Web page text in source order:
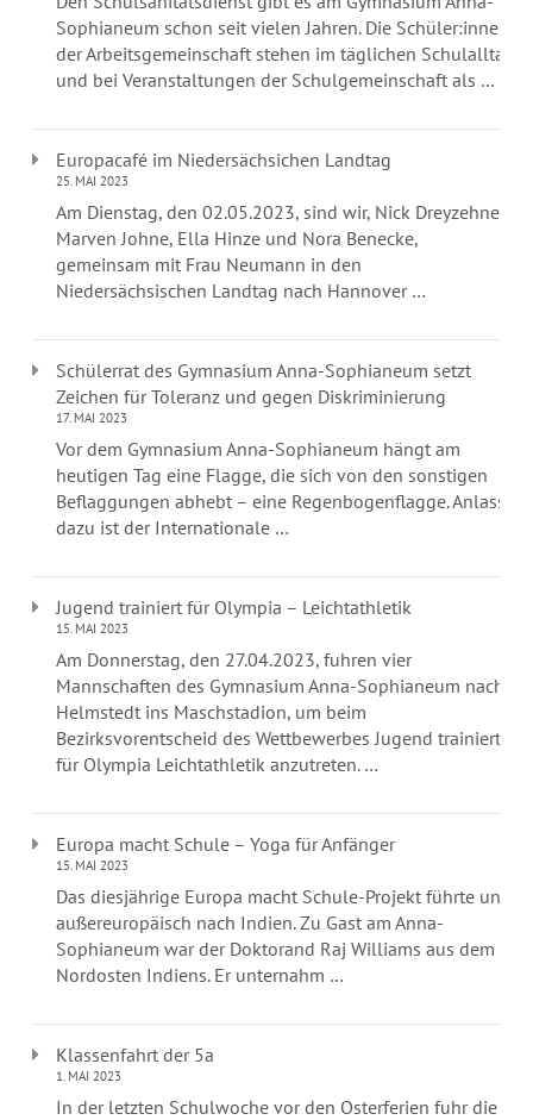
Sophianeum schon seit vielen Jahren. Die Schüler:innen
der Arbeitsgemeinschaft stehen im täglichen Schulalltag
und bei Veranstaltungen der Schulgemeinschaft als …
Europacafé im Niedersächsichen Landtag
25. MAI 2023
Am Dienstag, den 02.05.2023, sind wir, Nick Dreyzehner,
Marven Johne, Ella Hinze und Nora Benecke,
gemeinsam mit Frau Neumann in den
Niedersächsischen Landtag nach Hannover …
Schülerrat des Gymnasium Anna-Sophianeum setzt
Zeichen für Toleranz und gegen Diskriminierung
17. MAI 2023
Vor dem Gymnasium Anna-Sophianeum hängt am
heutigen Tag eine Flagge, die sich von den sonstigen
Beflaggungen abhebt – eine Regenbogenflagge. Anlass
dazu ist der Internationale …
Jugend trainiert für Olympia – Leichtathletik
15. MAI 2023
Am Donnerstag, den 27.04.2023, fuhren vier
Mannschaften des Gymnasium Anna-Sophianeum nach
Helmstedt ins Maschstadion, um beim
Bezirksvorentscheid des Wettbewerbes Jugend trainiert
für Olympia Leichtathletik anzutreten. …
Europa macht Schule – Yoga für Anfänger
15. MAI 2023
Das diesjährige Europa macht Schule-Projekt führte uns
außereuropäisch nach Indien. Zu Gast am Anna-
Sophianeum war der Doktorand Raj Williams aus dem
Nordosten Indiens. Er unternahm …
Klassenfahrt der 5a
1. MAI 2023
In der letzten Schulwoche vor den Osterferien fuhr die